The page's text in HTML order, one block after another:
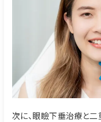
次に、眼瞼下垂治療と二